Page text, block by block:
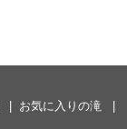
お気に入りの滝